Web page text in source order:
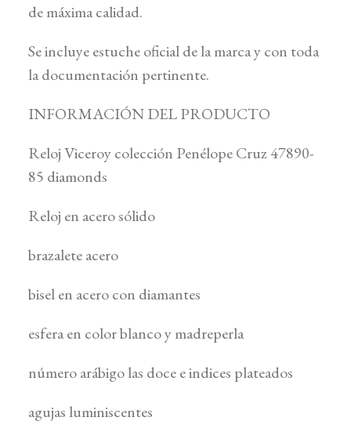
de máxima calidad.
Se incluye estuche oficial de la marca y con toda
la documentación pertinente.
INFORMACIÓN DEL PRODUCTO
Reloj Viceroy colección Penélope Cruz 47890-
85 diamonds
Reloj en acero sólido
brazalete acero
bisel en acero con diamantes
esfera en color blanco y madreperla
número arábigo las doce e indices plateados
agujas luminiscentes